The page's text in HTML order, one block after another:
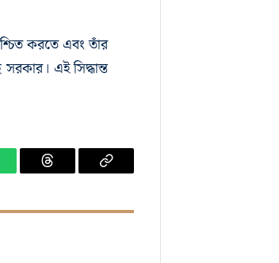
করতে এবং তাঁর
সরকার। এই সিদ্ধান্ত
Threads
Copy